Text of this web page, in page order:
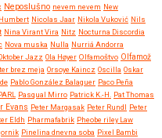
Neposlušno nevem nevem New
Nicolas Jaar Nikola Vuković Nils
Nina Virant Vira Nitz Nocturna Discordia
Nova muska Nulla Nurriá Andorra
Jazz Ola Høyer Olfamoštvo Olfamož
brez meja Orsoye Kaincz Oscilla Oskar
Pablo González Balaguer Paco Peña
Pasqual Mirro Patrick K.-H. Pat Thomas
Evans Peter Margasak Peter Rundl Peter
Eldh Pharmafabrik Pheobe riley Law
Pinelina dnevna soba Pixel Bambi